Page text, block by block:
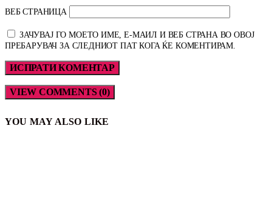
ВЕБ СТРАНИЦА
ЗАЧУВАЈ ГО МОЕТО ИМЕ, Е-МАИЛ И ВЕБ СТРАНА ВО ОВОЈ
ПРЕБАРУВАЧ ЗА СЛЕДНИОТ ПАТ КОГА ЌЕ КОМЕНТИРАМ.
VIEW COMMENTS (0)
YOU MAY ALSO LIKE